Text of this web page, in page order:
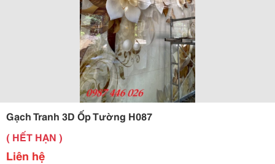
Gạch Tranh 3D Ốp Tường H087
( HẾT HẠN )
Liên hệ